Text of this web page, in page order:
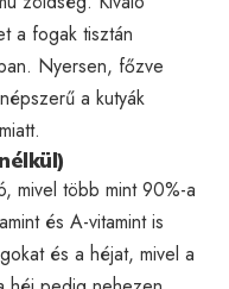
a fogak tisztán
Nyersen, főzve
a kutyák
mivel több mint 90%-a
és A-vitamint is
és a héjat, mivel a